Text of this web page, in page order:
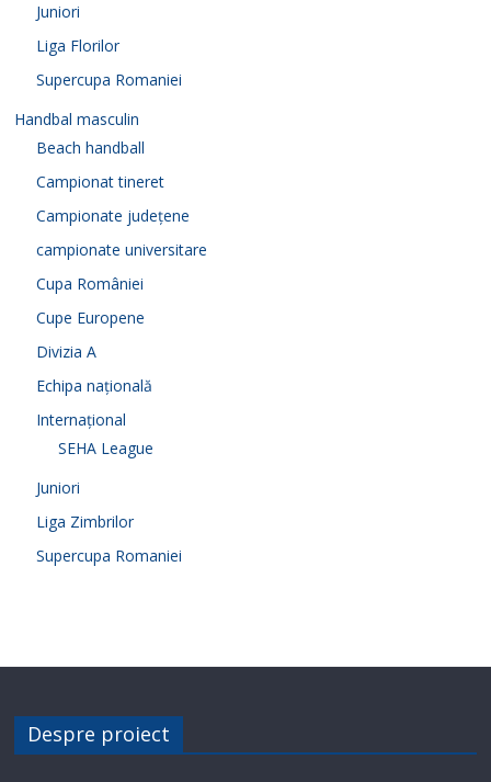
Juniori
Liga Florilor
Supercupa Romaniei
Handbal masculin
Beach handball
Campionat tineret
Campionate județene
campionate universitare
Cupa României
Cupe Europene
Divizia A
Echipa națională
Internațional
SEHA League
Juniori
Liga Zimbrilor
Supercupa Romaniei
Despre proiect